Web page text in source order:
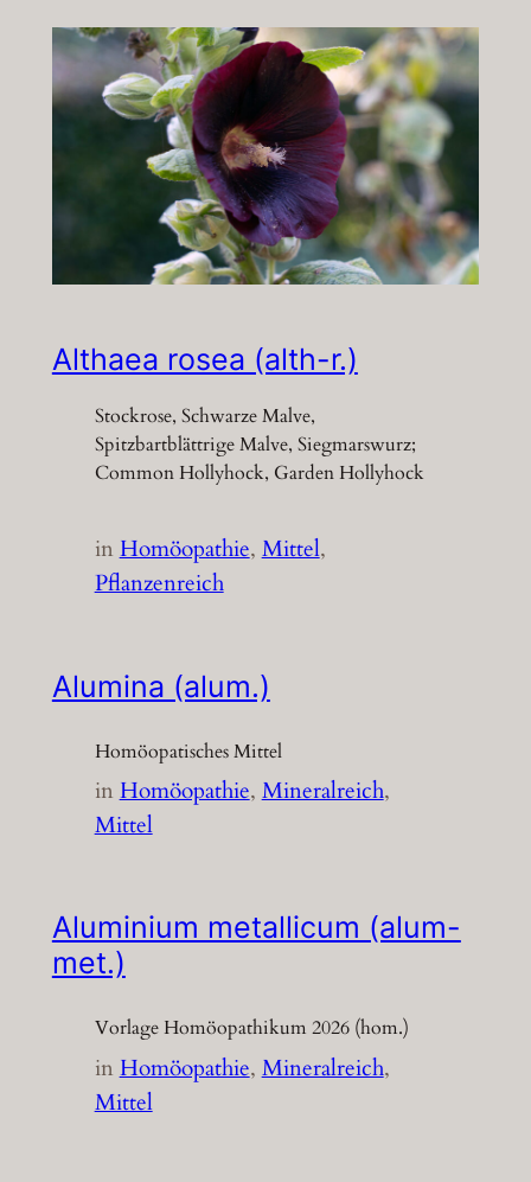
Althaea rosea (alth-r.)
Stockrose, Schwarze Malve,
Spitzbartblättrige Malve, Siegmarswurz;
Common Hollyhock, Garden Hollyhock
inHomöopathie, Mittel
Pflanzenreich
Alumina (alum.)
Homöopatisches Mittel
inHomöopathie, Mineralreich
Mittel
Aluminium metallicum (alum-
met.)
Vorlage Homöopathikum 2026 (hom.)
inHomöopathie, Mineralreich
Mittel